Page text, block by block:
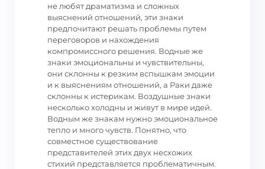
не любят драматизма и сложных
выяснений отношений, эти знаки
предпочитают решать проблемы путем
переговоров и нахождения
компромиссного решения. Водные же
знаки эмоциональны и чувствительны,
они склонны к резким вспышкам эмоции
и к выяснениям отношений, а Раки даже
склонны к истерикам. Воздушные знаки
несколько холодны и живут в мире идей.
Водным же знакам нужно эмоциональное
тепло и много чувств. Понятно, что
совместное существование
представителей этих двух несхожих
стихий представляется проблематичным.